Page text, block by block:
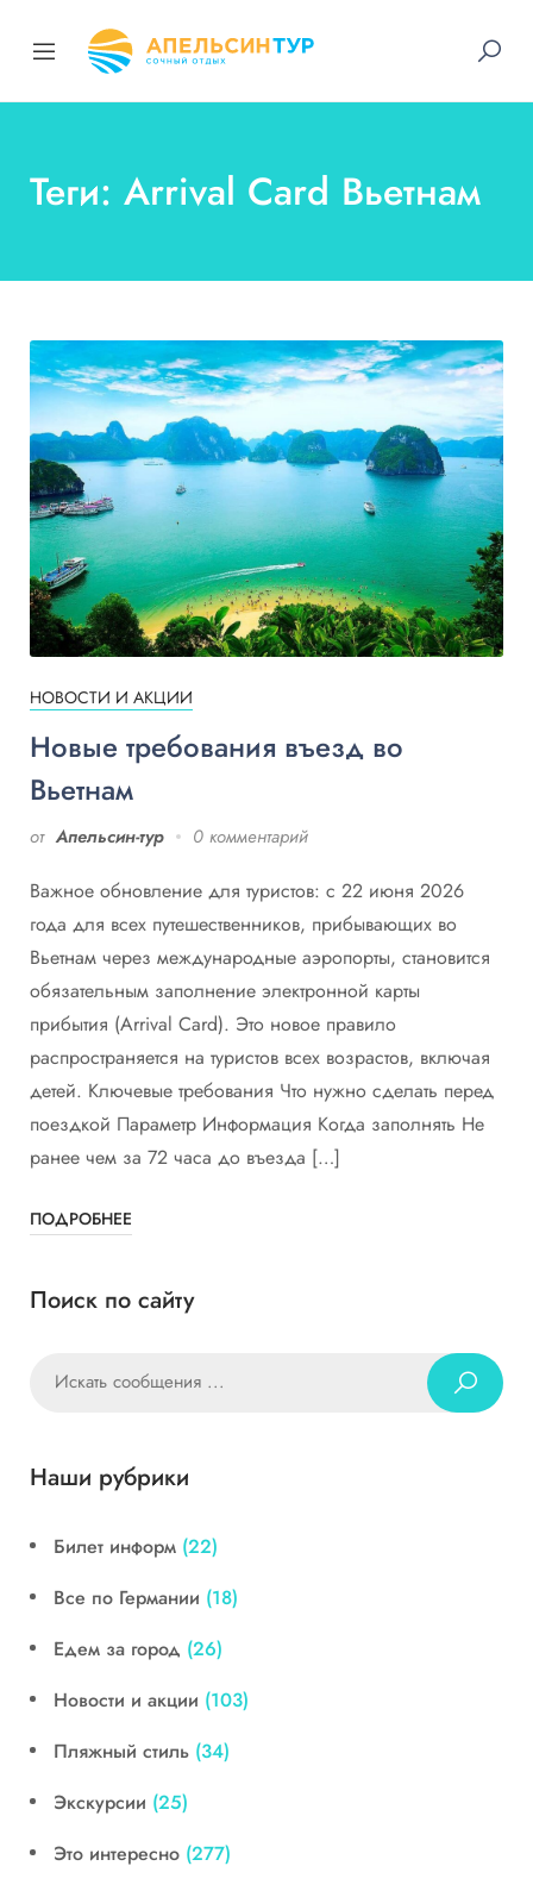
Теги: Arrival Card Вьетнам
НОВОСТИ И АКЦИИ
Новые требования въезд во
Вьетнам
от Апельсин-тур 0 комментарий
Важное обновление для туристов: с 22 июня 2026
года для всех путешественников, прибывающих во
Вьетнам через международные аэропорты, становится
обязательным заполнение электронной карты
прибытия (Arrival Card). Это новое правило
распространяется на туристов всех возрастов, включая
детей. Ключевые требования Что нужно сделать перед
поездкой Параметр Информация Когда заполнять Не
ранее чем за 72 часа до въезда […]
ПОДРОБНЕЕ
Поиск по сайту
Наши рубрики
Билет информ (22)
Все по Германии (18)
Едем за город (26)
Новости и акции (103)
Пляжный стиль (34)
Экскурсии (25)
Это интересно (277)